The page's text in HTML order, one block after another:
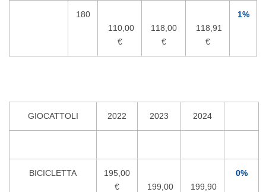
180
110,00
€
118,00
€
118,91
€
1%
GIOCATTOLI 2022 2023 2024
BICICLETTA
195,00
€
199,00
199,90
0%